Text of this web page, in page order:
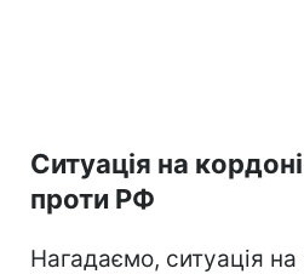
Ситуація на кордоні
проти РФ
Нагадаємо, ситуація на